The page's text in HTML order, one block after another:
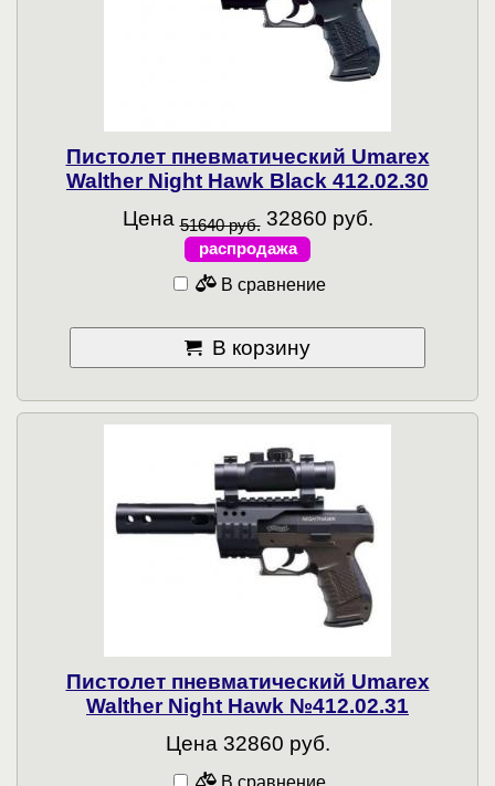
Пистолет пневматический Umarex
Walther Night Hawk Black 412.02.30
Цена 51640 руб. 32860 руб.
распродажа
В сравнение
В корзину
Пистолет пневматический Umarex
Walther Night Hawk №412.02.31
Цена 32860 руб.
В сравнение